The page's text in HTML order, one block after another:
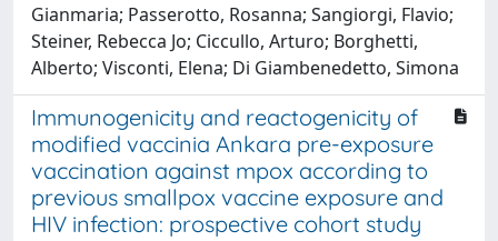
Gianmaria; Passerotto, Rosanna; Sangiorgi, Flavio;
Steiner, Rebecca Jo; Ciccullo, Arturo; Borghetti,
Alberto; Visconti, Elena; Di Giambenedetto, Simona
Immunogenicity and reactogenicity of
modified vaccinia Ankara pre-exposure
vaccination against mpox according to
previous smallpox vaccine exposure and
HIV infection: prospective cohort study